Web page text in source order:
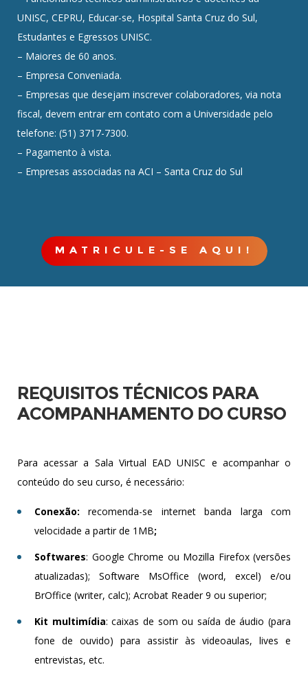
UNISC, CEPRU, Educar-se, Hospital Santa Cruz do Sul,
Estudantes e Egressos UNISC.
– Maiores de 60 anos.
– Empresa Conveniada.
– Empresas que desejam inscrever colaboradores, via nota
fiscal, devem entrar em contato com a Universidade pelo
telefone: (51) 3717-7300.
– Pagamento à vista.
– Empresas associadas na ACI – Santa Cruz do Sul
MATRICULE-SE AQUI!
REQUISITOS TÉCNICOS PARA
ACOMPANHAMENTO DO CURSO
Para acessar a Sala Virtual EAD UNISC e acompanhar o
conteúdo do seu curso, é necessário:
Conexão:recomenda-se internet banda larga com
velocidade a partir de 1MB;
Softwares: Google Chrome ou Mozilla Firefox (versões
atualizadas); Software MsOffice (word, excel) e/ou
BrOffice (writer, calc); Acrobat Reader 9 ou superior;
Kit multimídia: caixas de som ou saída de áudio (para
fone de ouvido) para assistir às videoaulas, lives e
entrevistas, etc.